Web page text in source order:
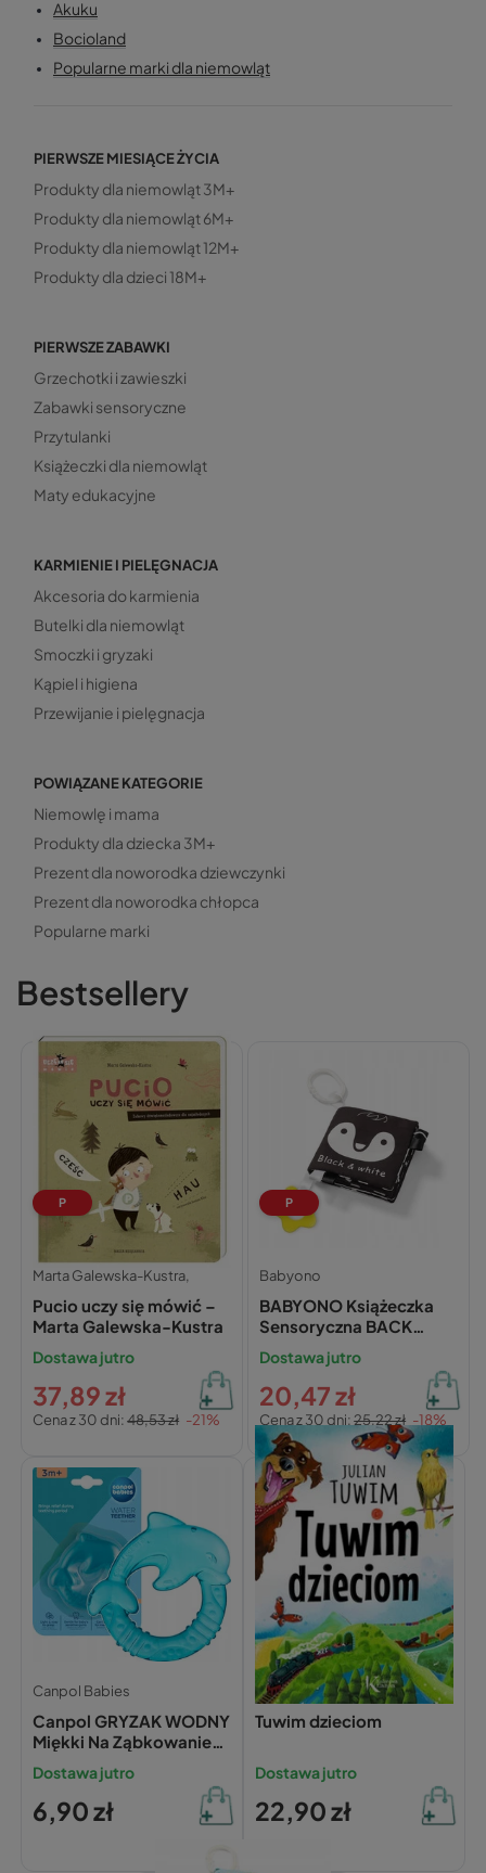
Akuku
Bocioland
Popularne marki dla niemowląt
PIERWSZE MIESIĄCE ŻYCIA
Produkty dla niemowląt 3M+
Produkty dla niemowląt 6M+
Produkty dla niemowląt 12M+
Produkty dla dzieci 18M+
PIERWSZE ZABAWKI
Grzechotki i zawieszki
Zabawki sensoryczne
Przytulanki
Książeczki dla niemowląt
Maty edukacyjne
KARMIENIE I PIELĘGNACJA
Akcesoria do karmienia
Butelki dla niemowląt
Smoczki i gryzaki
Kąpiel i higiena
Przewijanie i pielęgnacja
POWIĄZANE KATEGORIE
Niemowlę i mama
Produkty dla dziecka 3M+
Prezent dla noworodka dziewczynki
Prezent dla noworodka chłopca
Popularne marki
Bestsellery
P
Marta Galewska-Kustra,
Pucio uczy się mówić –
Marta Galewska-Kustra
Dostawa jutro
37,89 zł
Cena z 30 dni:48,53 zł -21%
P
Babyono
BABYONO Książeczka
Sensoryczna BACK
WHITE 0M+ 542
Dostawa jutro
20,47 zł
Cena z 30 dni:25,22 zł -18%
Canpol Babies
Canpol GRYZAK WODNY
Miękki Na Ząbkowanie
DELFIN 0+
Dostawa jutro
6,90 zł
Julian Tuwim,
Tuwim dzieciom
Dostawa jutro
22,90 zł